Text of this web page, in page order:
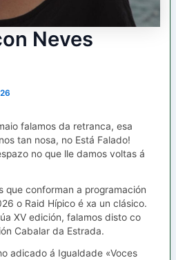
Neves
falamos da retranca, esa
tan nosa, no Está Falado!
no que lle damos voltas á
que conforman a programación
o Raid Hípico é xa un clásico.
XV edición, falamos disto co
Cabalar da Estrada.
adicado á Igualdade «Voces